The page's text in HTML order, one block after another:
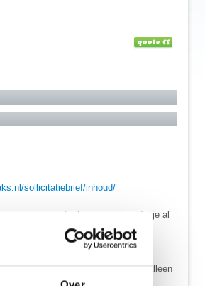
sollicitatiebrief/inhoud/
je naar eventuele gesprekken die je al
teamspeler, flexibel, etc. Zeg niet alleen